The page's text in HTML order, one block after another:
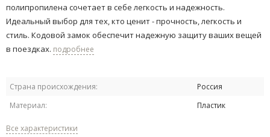
полипропилена сочетает в себе легкость и надежность.
Идеальный выбор для тех, кто ценит - прочность, легкость и
стиль. Кодовой замок обеспечит надежную защиту ваших вещей
в поездках. подробнее
Страна происхождения:
Россия
Материал:
Пластик
Все характеристики